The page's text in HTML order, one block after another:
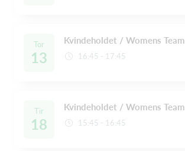
Tor
13
Kvindeholdet / Womens Team
16:45 - 17:45
Tir
18
Kvindeholdet / Womens Team
15:45 - 16:45